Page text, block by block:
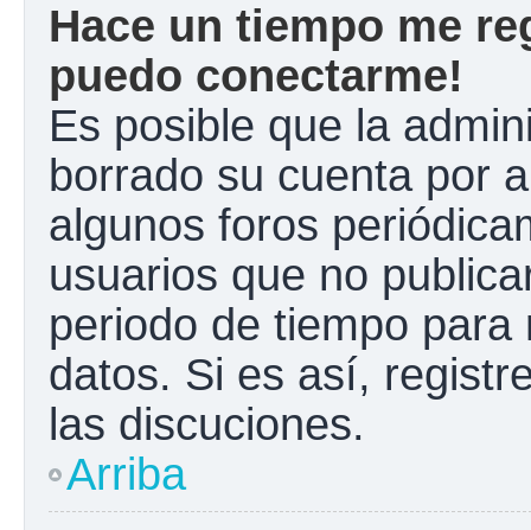
Hace un tiempo me
puedo conectarme!
Es posible que la
borrado su cuenta por
algunos foros
usuarios que no
periodo de tiempo
datos. Si es así,
las discuciones.
Arriba